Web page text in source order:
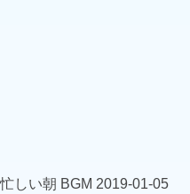
忙しい朝 BGM 2019-01-05